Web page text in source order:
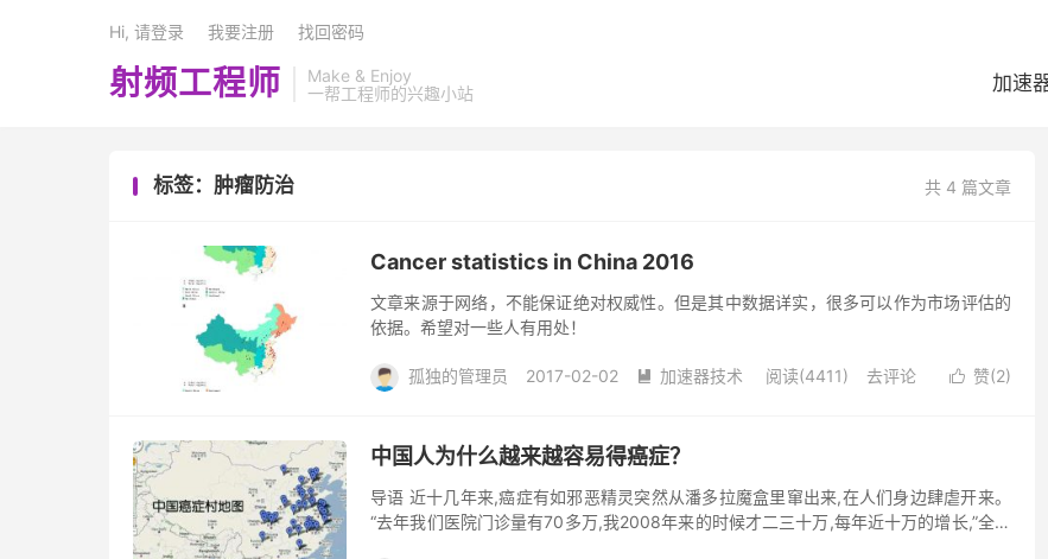
射频工程师
Make & Enjoy
一帮工程师的兴趣小站
加速
Hi, 请登录 我要注册 找回密码
共 4 篇文章
标签：肿瘤防治
Cancer statistics in China 2016
文章来源于网络，不能保证绝对权威性。但是其中数据详实，很多可以作为市场评估的
依据。希望对一些人有用处！
 赞(2)
孤独的管理员 2017-02-02  加速器技术 阅读(4411) 去评论
中国人为什么越来越容易得癌症？
导语 近十几年来,癌症有如邪恶精灵突然从潘多拉魔盒里窜出来,在人们身边肆虐开来。
“去年我们医院门诊量有70多万,我2008年来的时候才二三十万,每年近十万的增长,”全国